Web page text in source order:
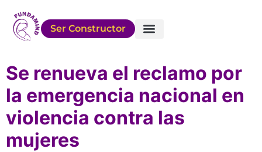
Ser Constructor
Se renueva el reclamo por
la emergencia nacional en
violencia contra las
mujeres